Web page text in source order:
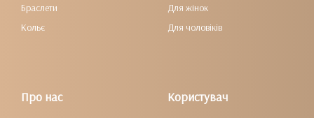
Браслети
Кольє
Для жінок
Для чоловіків
Про нас Користувач